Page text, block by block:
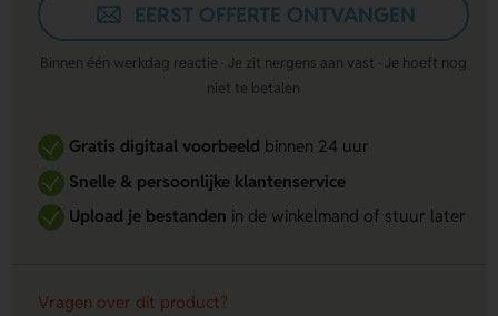
EERST OFFERTE ONTVANGEN
Binnen één werkdag reactie · Je zit nergens aan vast · Je hoeft nog
niet te betalen
Gratis digitaal voorbeeldbinnen 24 uur
Snelle & persoonlijke klantenservice
Upload je bestanden in de winkelmand of stuur later
Vragen over dit product?